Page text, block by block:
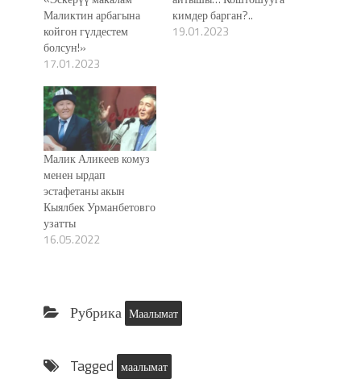
Маликтин арбагына
койгон гүлдестем
болсун!»
17.01.2023
кимдер барган?..
19.01.2023
Малик Аликеев комуз
менен ырдап
эстафетаны акын
Кыялбек Урманбетовго
узатты
16.05.2022
Рубрика Маалымат
Tagged маалымат